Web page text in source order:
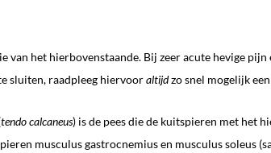
van het hierbovenstaande. Bij zeer acute hevige
sluiten, raadpleeg hiervooraltijdzo snel mogelijk
tendo calcaneus) is de pees die de kuitspieren met het
musculus gastrocnemius en musculus soleus